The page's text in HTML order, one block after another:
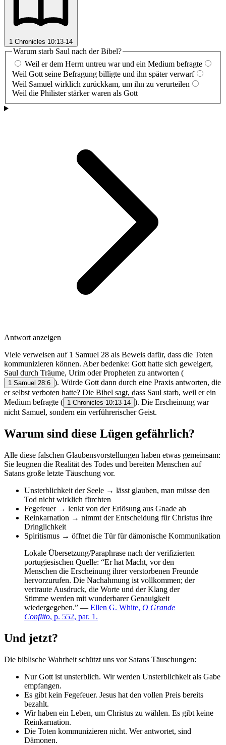
1 Chronicles 10:13-14
Warum starb Saul nach der Bibel?
Weil er dem Herrn untreu war und ein Medium befragte
Weil Gott seine Befragung billigte und ihn später verwarf
Weil Samuel wirklich zurückkam, um ihn zu verurteilen
Weil die Philister stärker waren als Gott
Antwort anzeigen
Viele verweisen auf 1 Samuel 28 als Beweis dafür, dass die Toten
kommunizieren können. Aber bedenke: Gott hatte sich geweigert,
Saul durch Träume, Urim oder Propheten zu antworten (
1 Samuel 28:6 ). Würde Gott dann durch eine Praxis antworten, die
er selbst verboten hatte? Die Bibel sagt, dass Saul starb, weil er ein
Medium befragte ( 1 Chronicles 10:13-14 ). Die Erscheinung war
nicht Samuel, sondern ein verführerischer Geist.
Warum sind diese Lügen gefährlich?
Alle diese falschen Glaubensvorstellungen haben etwas gemeinsam:
Sie leugnen die Realität des Todes und bereiten Menschen auf
Satans große letzte Täuschung vor.
Unsterblichkeit der Seele → lässt glauben, man müsse den
Tod nicht wirklich fürchten
Fegefeuer → lenkt von der Erlösung aus Gnade ab
Reinkarnation → nimmt der Entscheidung für Christus ihre
Dringlichkeit
Spiritismus → öffnet die Tür für dämonische Kommunikation
Lokale Übersetzung/Paraphrase nach der verifizierten
portugiesischen Quelle: “Er hat Macht, vor den
Menschen die Erscheinung ihrer verstorbenen Freunde
hervorzurufen. Die Nachahmung ist vollkommen; der
vertraute Ausdruck, die Worte und der Klang der
Stimme werden mit wunderbarer Genauigkeit
wiedergegeben.” — Ellen G. White, O Grande
Conflito, p. 552, par. 1.
Und jetzt?
Die biblische Wahrheit schützt uns vor Satans Täuschungen:
Nur Gott ist unsterblich. Wir werden Unsterblichkeit als Gabe
empfangen.
Es gibt kein Fegefeuer. Jesus hat den vollen Preis bereits
bezahlt.
Wir haben ein Leben, um Christus zu wählen. Es gibt keine
Reinkarnation.
Die Toten kommunizieren nicht. Wer antwortet, sind
Dämonen.